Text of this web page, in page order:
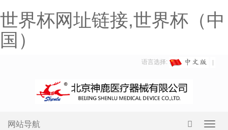
世界杯网址链接,世界杯（中
国）
语言选择:
网站导航